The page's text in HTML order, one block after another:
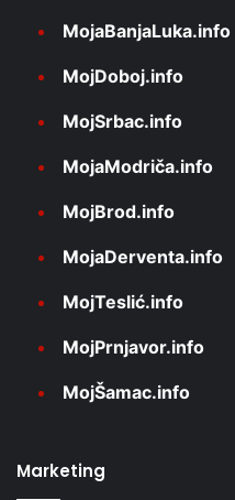
MojaBanjaLuka.info
MojDoboj.info
MojSrbac.info
MojaModriča.info
MojBrod.info
MojaDerventa.info
MojTeslić.info
MojPrnjavor.info
MojŠamac.info
Marketing